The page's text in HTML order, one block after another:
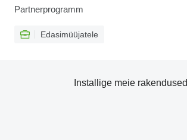
Partnerprogramm
Edasimüüjatele
Installige meie rakendused